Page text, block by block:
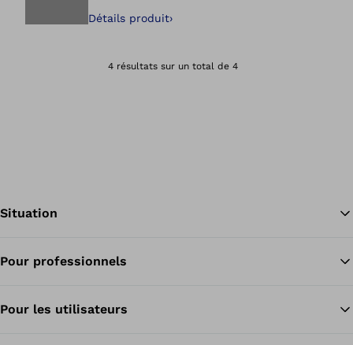
Détails produit›
4 résultats sur un total de 4
Situation
Pour professionnels
Pour les utilisateurs